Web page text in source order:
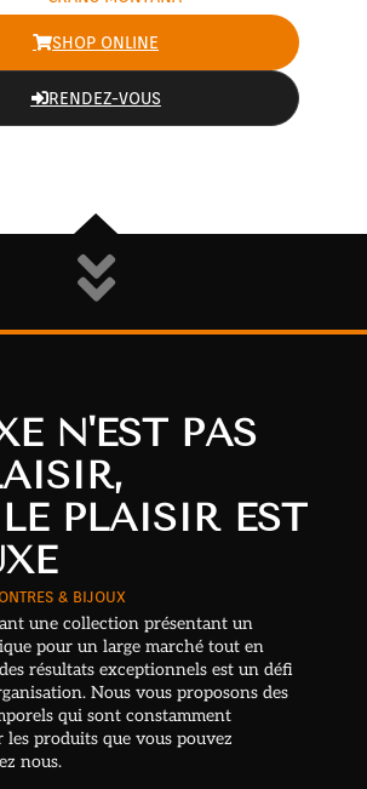
SHOP ONLINE
RENDEZ-VOUS
N'EST PAS
PLAISIR EST
& BIJOUX
une collection présentant un
pour un large marché tout en
résultats exceptionnels est un défi
Nous vous proposons des
qui sont constamment
produits que vous pouvez
nous.